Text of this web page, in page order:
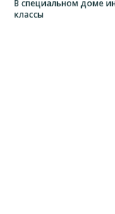
В специальном доме
классы